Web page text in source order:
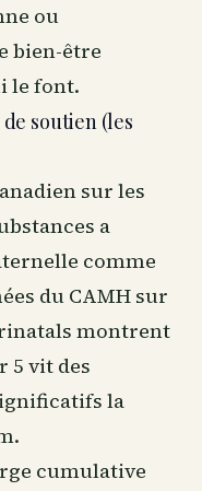
ou
bien-être
le font.
soutien (les
sur les
a
comme
du CAMH sur
montrent
5 vit des
la
cumulative